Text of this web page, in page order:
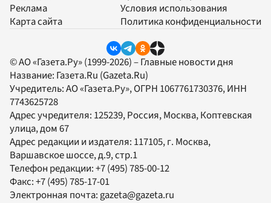
Реклама
Карта сайта
Условия использования
Политика конфиденциальности
© АО «Газета.Ру» (1999-2026) – Главные новости дня
Название: Газета.Ru (Gazeta.Ru)
Учредитель:АО «Газета.Ру», ОГРН 1067761730376, ИНН
7743625728
Адрес учредителя: 125239, Россия, Москва, Коптевская
улица, дом 67
Адрес редакции и издателя: 117105, г. Москва,
Варшавское шоссе, д.9, стр.1
Телефон редакции:+7 (495) 785-00-12
Факс:+7 (495) 785-17-01
Электронная почта: gazeta@gazeta.ru